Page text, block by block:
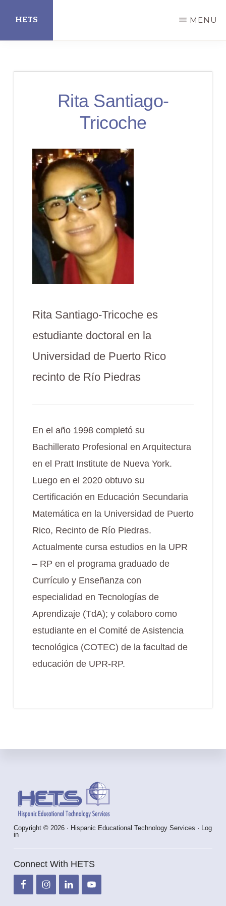
main
HETS MENU
Rita Santiago-
Tricoche
Rita Santiago-Tricoche es
estudiante doctoral en la
Universidad de Puerto Rico
recinto de Río Piedras
En el año 1998 completó su
Bachillerato Profesional en Arquitectura
en el Pratt Institute de Nueva York.
Luego en el 2020 obtuvo su
Certificación en Educación Secundaria
Matemática en la Universidad de Puerto
Rico, Recinto de Río Piedras.
Actualmente cursa estudios en la UPR
– RP en el programa graduado de
Currículo y Enseñanza con
especialidad en Tecnologías de
Aprendizaje (TdA); y colaboro como
estudiante en el Comité de Asistencia
tecnológica (COTEC) de la facultad de
educación de UPR-RP.
Copyright © 2026 · Hispanic Educational Technology Services · Log
in
Connect With HETS